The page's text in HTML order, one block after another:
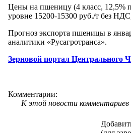
Цены на пшеницу (4 класс, 12,5%
уровне 15200-15300 руб./т без
Прогноз экспорта пшеницы в
аналитики «Русагротранса».
Зерновой портал Центрального
Комментарии:
К этой новости комментариев